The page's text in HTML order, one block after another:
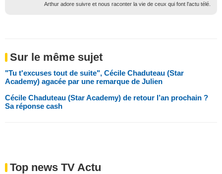
Arthur adore suivre et nous raconter la vie de ceux qui font l'actu télé.
Sur le même sujet
"Tu t'excuses tout de suite", Cécile Chaduteau (Star
Academy) agacée par une remarque de Julien
Cécile Chaduteau (Star Academy) de retour l’an prochain ?
Sa réponse cash
Top news TV Actu